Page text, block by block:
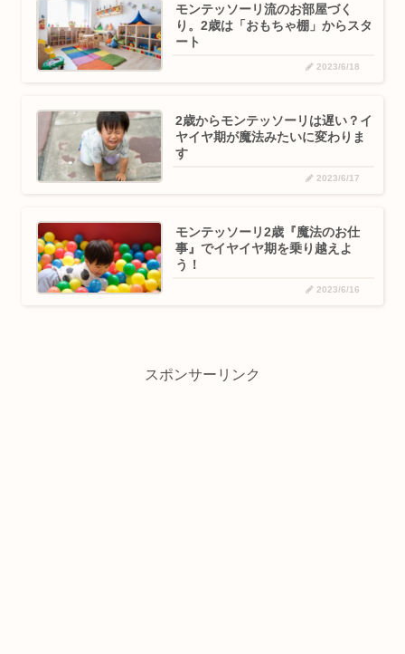
モンテッソーリ流のお部屋づく
り。2歳は「おもちゃ棚」からスタ
ート
2023/6/18
2歳からモンテッソーリは遅い？イ
ヤイヤ期が魔法みたいに変わりま
す
2023/6/17
モンテッソーリ2歳『魔法のお仕
事』でイヤイヤ期を乗り越えよ
う！
2023/6/16
スポンサーリンク